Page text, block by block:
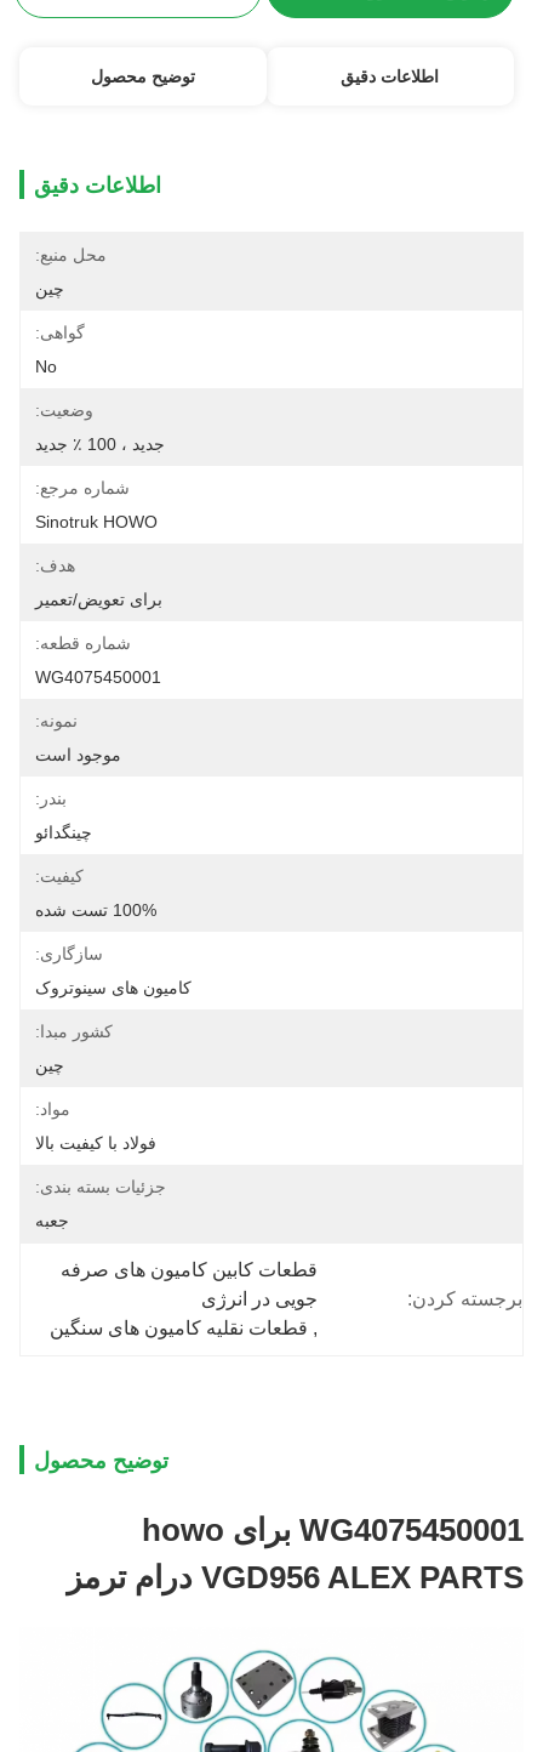
اطلاعات دقیق توضیح محصول
اطلاعات دقیق
محل منبع:
چین
گواهی:
No
وضعیت:
جدید ، 100 ٪ جدید
شماره مرجع:
Sinotruk HOWO
هدف:
برای تعویض/تعمیر
شماره قطعه:
WG4075450001
نمونه:
موجود است
بندر:
چینگدائو
کیفیت:
100% تست شده
سازگاری:
کامیون های سینوتروک
کشور مبدا:
چین
مواد:
فولاد با کیفیت بالا
جزئیات بسته بندی:
جعبه
برجسته کردن:
جویی در انرژی
, قطعات نقلیه کامیون های سنگین
توضیح محصول
WG4075450001 برای howo
VGD956 ALEX PARTS درام ترمز